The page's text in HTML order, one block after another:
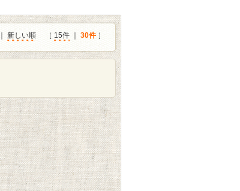
新しい順 ［ 15件 30件 ］